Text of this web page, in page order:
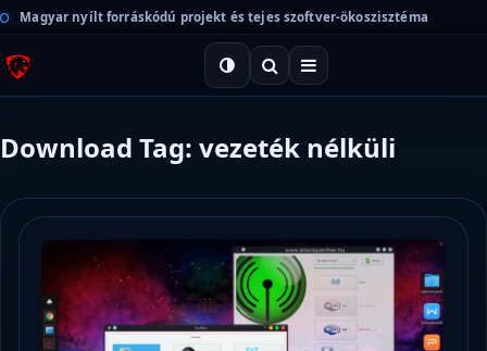
Magyar nyílt forráskódú projekt és tejes szoftver-ökoszisztéma
Download Tag: vezeték nélküli